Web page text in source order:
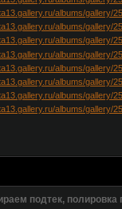
подтек, полировка